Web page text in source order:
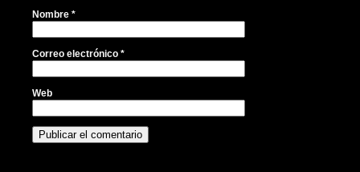
Nombre *
Correo electrónico *
Web